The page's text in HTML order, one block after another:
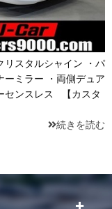
リスタルシャイン ・パ
ーミラー ・両側デュア
センスレス 【カスタ
続きを読む